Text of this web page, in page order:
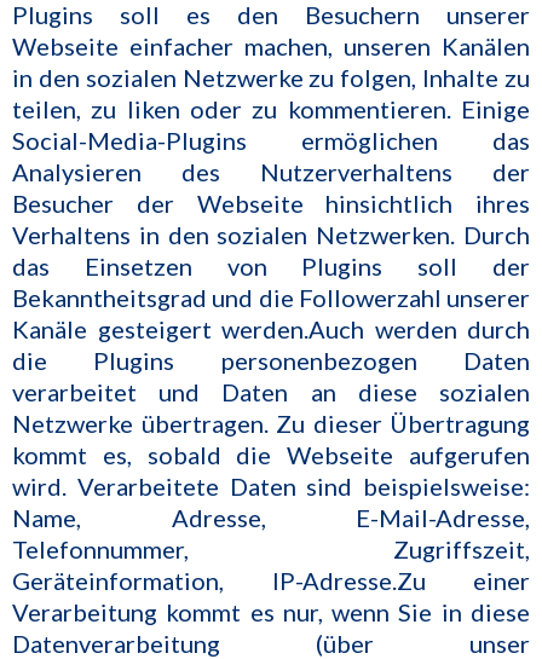
Plugins soll es den Besuchern unserer
Webseite einfacher machen, unseren Kanälen
in den sozialen Netzwerke zu folgen, Inhalte zu
teilen, zu liken oder zu kommentieren. Einige
Social-Media-Plugins ermöglichen das
Analysieren des Nutzerverhaltens der
Besucher der Webseite hinsichtlich ihres
Verhaltens in den sozialen Netzwerken. Durch
das Einsetzen von Plugins soll der
Bekanntheitsgrad und die Followerzahl unserer
Kanäle gesteigert werden.Auch werden durch
die Plugins personenbezogen Daten
verarbeitet und Daten an diese sozialen
Netzwerke übertragen. Zu dieser Übertragung
kommt es, sobald die Webseite aufgerufen
wird. Verarbeitete Daten sind beispielsweise:
Name, Adresse, E-Mail-Adresse,
Telefonnummer, Zugriffszeit,
Geräteinformation, IP-Adresse.Zu einer
Verarbeitung kommt es nur, wenn Sie in diese
Datenverarbeitung (über unser